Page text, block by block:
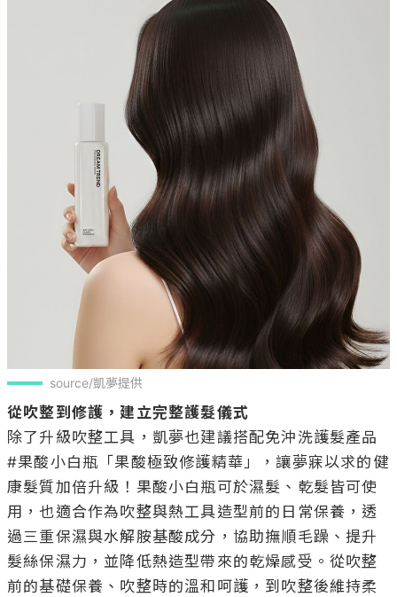
source/凱夢提供
從吹整到修護，建立完整護髮儀式
除了升級吹整工具，凱夢也建議搭配免沖洗護髮產品
#果酸小白瓶「果酸極致修護精華」，讓夢寐以求的健
康髮質加倍升級！果酸小白瓶可於濕髮、乾髮皆可使
用，也適合作為吹整與熱工具造型前的日常保養，透
過三重保濕與水解胺基酸成分，協助撫順毛躁、提升
髮絲保濕力，並降低熱造型帶來的乾燥感受。從吹整
前的基礎保養、吹整時的溫和呵護，到吹整後維持柔